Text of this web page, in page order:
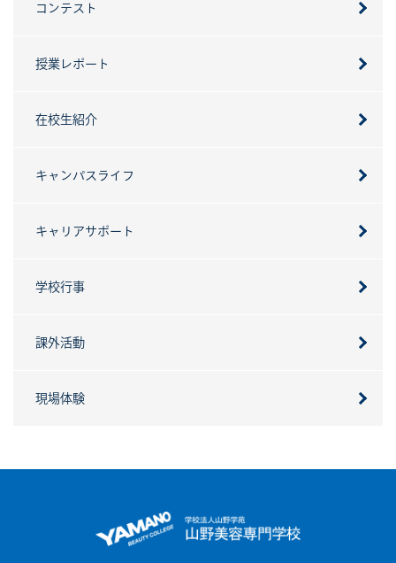
コンテスト
授業レポート
在校生紹介
キャンパスライフ
キャリアサポート
学校行事
課外活動
現場体験